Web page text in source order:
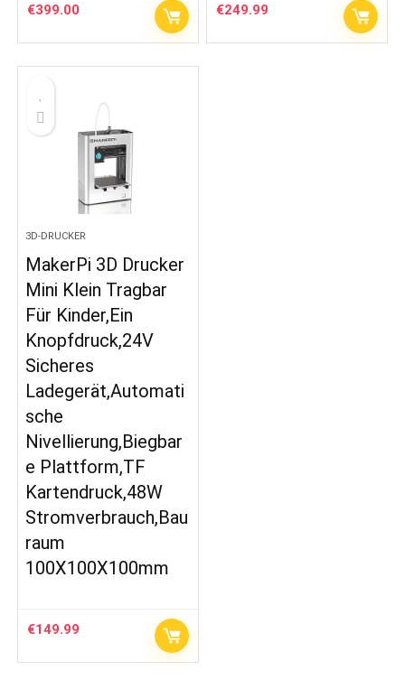
€399.00 €249.99
3D-DRUCKER
MakerPi 3D Drucker
Mini Klein Tragbar
Für Kinder,Ein
Knopfdruck,24V
Sicheres
Ladegerät,Automati
sche
Nivellierung,Biegbar
e Plattform,TF
Kartendruck,48W
Stromverbrauch,Bau
raum
100X100X100mm
€149.99